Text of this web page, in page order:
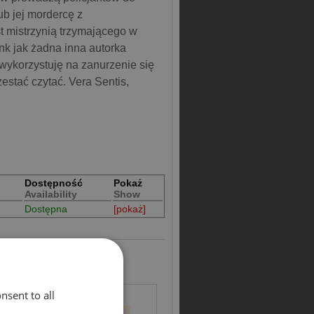
jej mordercę z
mistrzynią trzymającego w
jak żadna inna autorka
na zanurzenie się
czytać. Vera Sentis,
Dostępność
Availability
Pokaż
Show
Dostępna [pokaż]
to all